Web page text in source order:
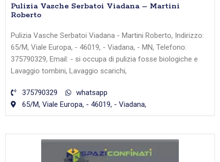
Pulizia Vasche Serbatoi Viadana – Martini
Roberto
Pulizia Vasche Serbatoi Viadana - Martini Roberto, Indirizzo:
65/M, Viale Europa, - 46019, - Viadana, - MN, Telefono:
375790329, Email: - si occupa di pulizia fosse biologiche e
Lavaggio tombini, Lavaggio scarichi,
375790329
whatsapp
65/M, Viale Europa, - 46019, - Viadana,